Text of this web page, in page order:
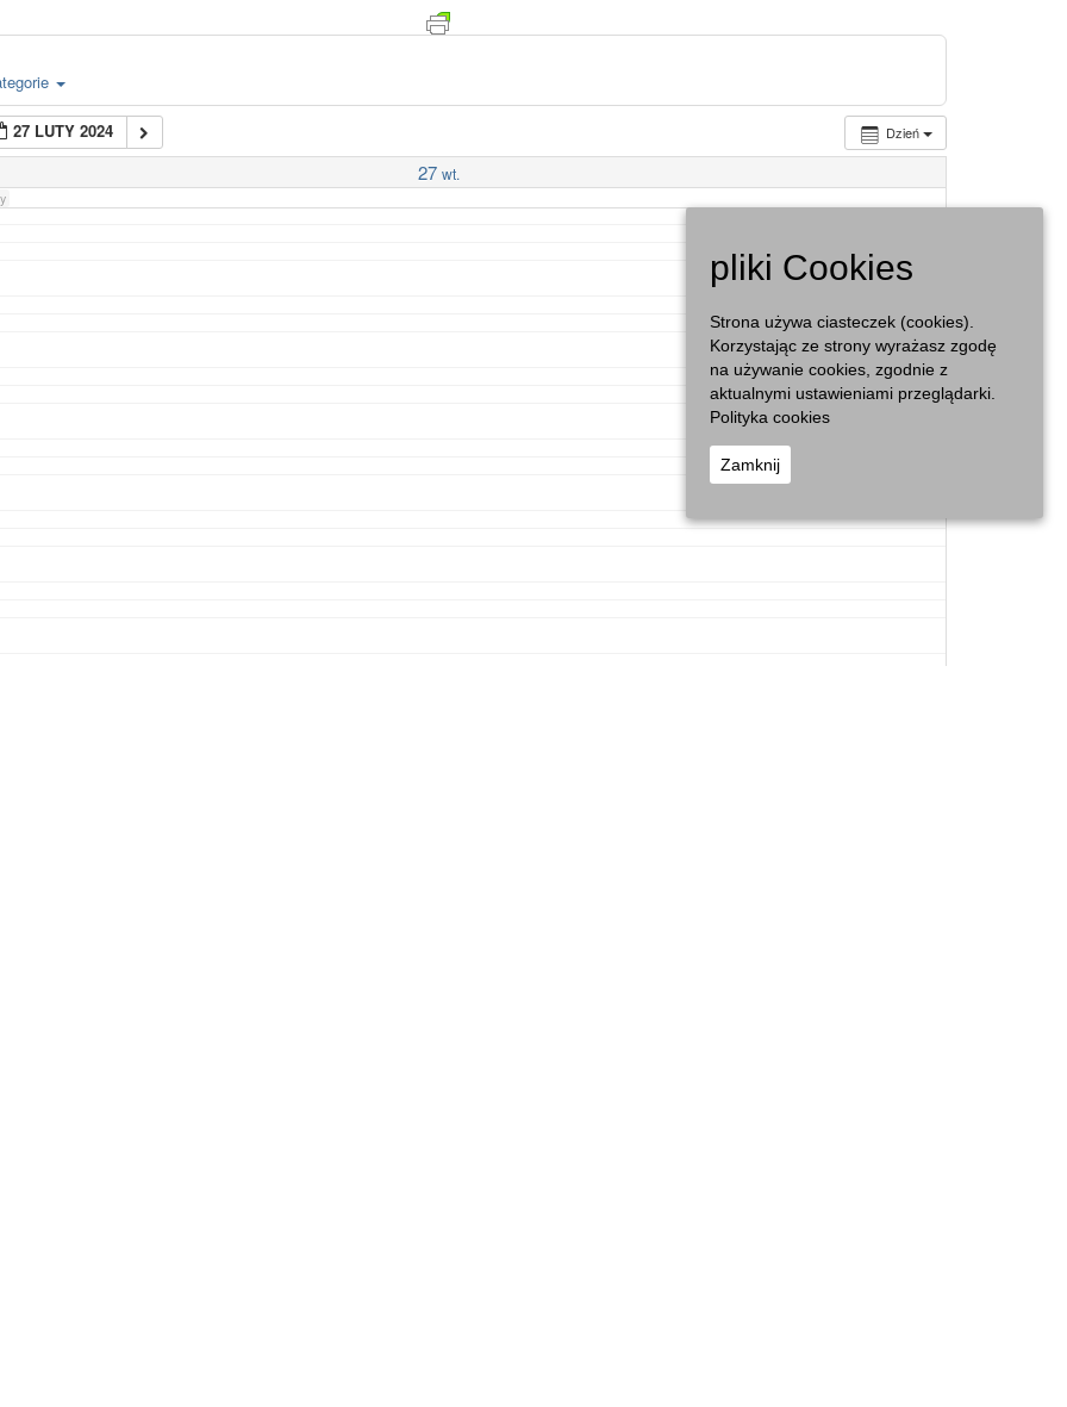
Dzień
27 LUTY 2024
27 wt.
pliki Cookies
Strona używa ciasteczek (cookies).
Korzystając ze strony wyrażasz zgodę
na używanie cookies, zgodnie z
aktualnymi ustawieniami przeglądarki.
Polityka cookies
Zamknij